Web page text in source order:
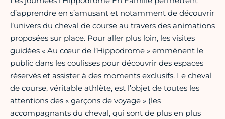
d’apprendre en s’amusant et notamment de découvrir
l’univers du cheval de course au travers des animations
proposées sur place. Pour aller plus loin, les visites
guidées « Au cœur de l’Hippodrome » emmènent le
public dans les coulisses pour découvrir des espaces
réservés et assister à des moments exclusifs. Le cheval
de course, véritable athlète, est l’objet de toutes les
attentions des « garçons de voyage » (les
accompagnants du cheval, qui sont de plus en plus